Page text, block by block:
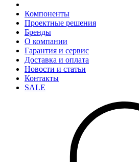
Компоненты
Проектные решения
Бренды
О компании
Гарантия и сервис
Доставка и оплата
Новости и статьи
Контакты
SALE